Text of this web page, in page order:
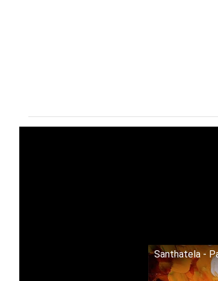
Santhatela -